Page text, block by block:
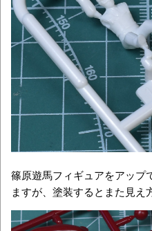
篠原遊馬フィギュアをアップ
ますが、塗装するとまた見え